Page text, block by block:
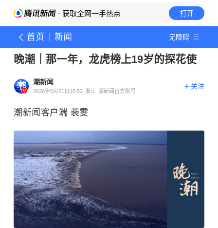
· 获取全网一手热点 打开
首页 新闻 无障碍
晚潮｜那一年，龙虎榜上19岁的探花使
潮新闻
2026年5月21日15:52 浙江 潮新闻官方账号
关注
潮新闻客户端 裴雯